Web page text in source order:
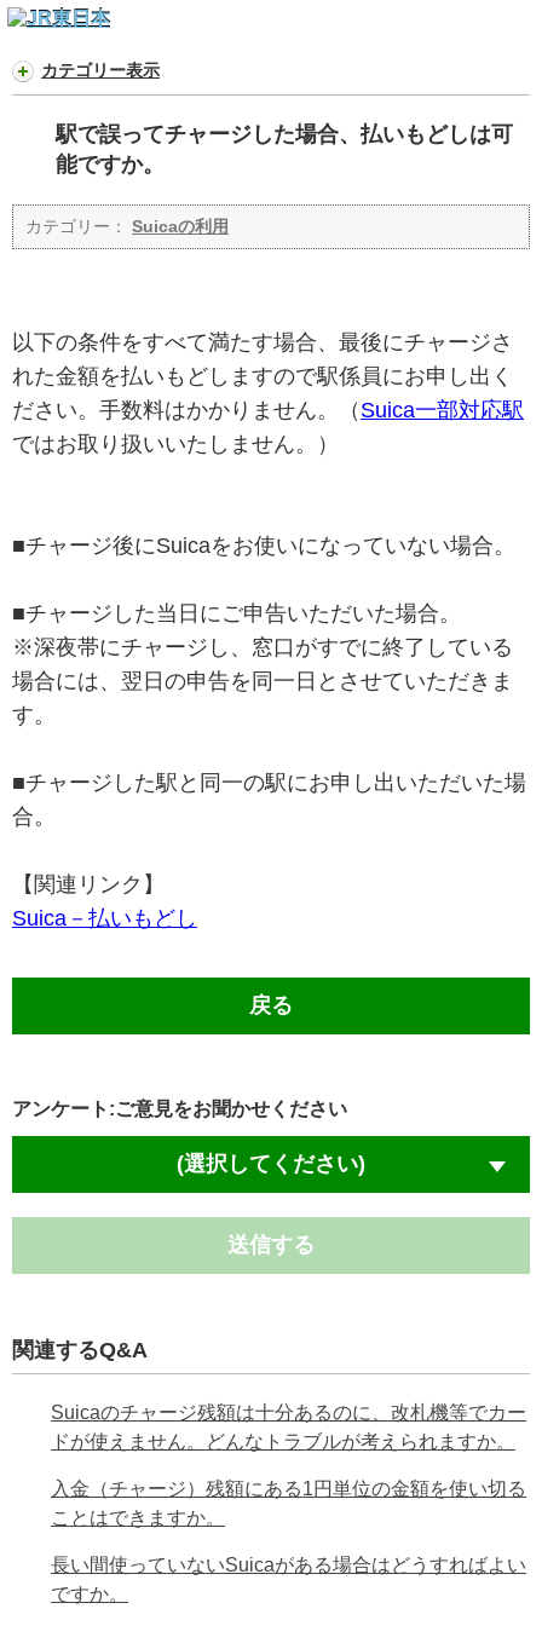
カテゴリー表示
駅で誤ってチャージした場合、払いもどしは可
能ですか。
カテゴリー： Suicaの利用
以下の条件をすべて満たす場合、最後にチャージさ
れた金額を払いもどしますので駅係員にお申し出く
ださい。手数料はかかりません。（ Suica一部対応駅
ではお取り扱いいたしません。）
■チャージ後にSuicaをお使いになっていない場合。
■チャージした当日にご申告いただいた場合。
※深夜帯にチャージし、窓口がすでに終了している
場合には、翌日の申告を同一日とさせていただきま
す。
■チャージした駅と同一の駅にお申し出いただいた場
合。
【関連リンク】
Suica－払いもどし
戻る
アンケート:ご意見をお聞かせください
(選択してください)
送信する
関連するQ&A
Suicaのチャージ残額は十分あるのに、改札機等でカー
ドが使えません。どんなトラブルが考えられますか。
入金（チャージ）残額にある1円単位の金額を使い切る
ことはできますか。
長い間使っていないSuicaがある場合はどうすればよい
ですか。